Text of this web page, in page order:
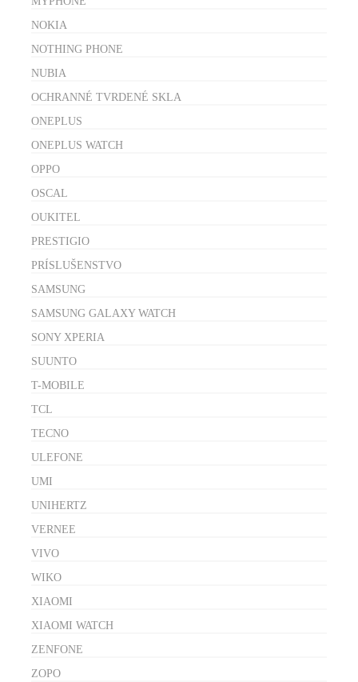
NOKIA
NOTHING PHONE
NUBIA
OCHRANNÉ TVRDENÉ SKLA
ONEPLUS
ONEPLUS WATCH
OPPO
OSCAL
OUKITEL
PRESTIGIO
PRÍSLUŠENSTVO
SAMSUNG
SAMSUNG GALAXY WATCH
SONY XPERIA
SUUNTO
T-MOBILE
TCL
TECNO
ULEFONE
UMI
UNIHERTZ
VERNEE
VIVO
WIKO
XIAOMI
XIAOMI WATCH
ZENFONE
ZOPO